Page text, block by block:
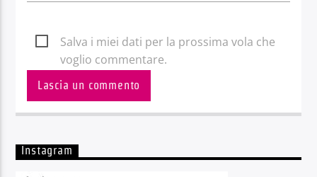
Salva i miei dati per la prossima vola che
voglio commentare.
Instagram